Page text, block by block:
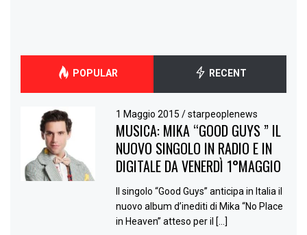
POPULAR RECENT
1 Maggio 2015/ starpeoplenews
MUSICA: MIKA “GOOD GUYS ” IL
NUOVO SINGOLO IN RADIO E IN
DIGITALE DA VENERDÌ 1°MAGGIO
Il singolo “Good Guys” anticipa in Italia il
nuovo album d’inediti di Mika “No Place
in Heaven” atteso per il […]